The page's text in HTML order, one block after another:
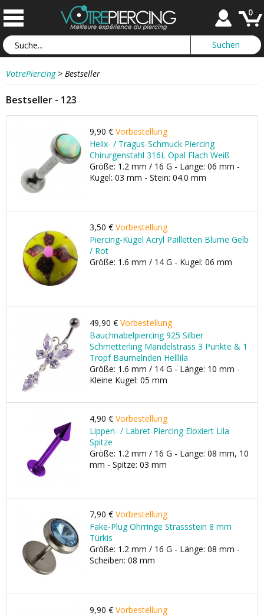
0
VotrePiercing > Bestseller
Bestseller - 123
9,90 € Vorbestellung
Helix- / Tragus-Schmuck Piercing
Chirurgenstahl 316L Opal Flach Weiß
Größe: 1.2 mm / 16 G - Länge: 06 mm -
Kugel: 03 mm - Stein: 04.0 mm
3,50 € Vorbestellung
Piercing-Kugel Acryl Pailletten Blume Gelb
/ Rot
Größe: 1.6 mm / 14 G - Kugel: 06 mm
49,90 € Vorbestellung
Bauchnabelpiercing 925 Silber
Schmetterling Mandelstrass 3 Punkte & 1
Tropf Baumelnden Helllila
Größe: 1.6 mm / 14 G - Länge: 10 mm -
Kleine Kugel: 05 mm
4,90 € Vorbestellung
Lippen- / Labret-Piercing Eloxiert Lila
Spitze
Größe: 1.2 mm / 16 G - Länge: 08 mm, 10
mm - Spitze: 03 mm
7,90 € Vorbestellung
Fake-Plug Ohrringe Strassstein 8 mm
Türkis
Größe: 1.2 mm / 16 G - Länge: 08 mm -
Scheiben: 08 mm
9,90 € Vorbestellung